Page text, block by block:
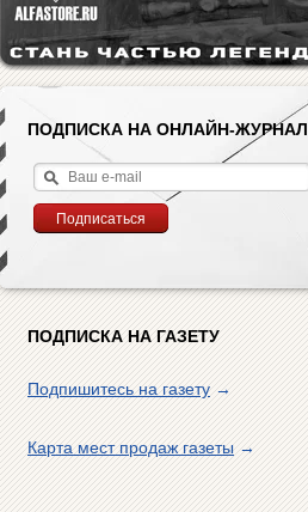
ПОДПИСКА НА ОНЛАЙН-ЖУРНАЛ
ПОДПИСКА НА ГАЗЕТУ
Подпишитесь на газету→
Карта мест продаж газеты→